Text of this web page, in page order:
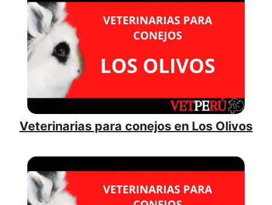
Veterinarias para conejos en Los Olivos